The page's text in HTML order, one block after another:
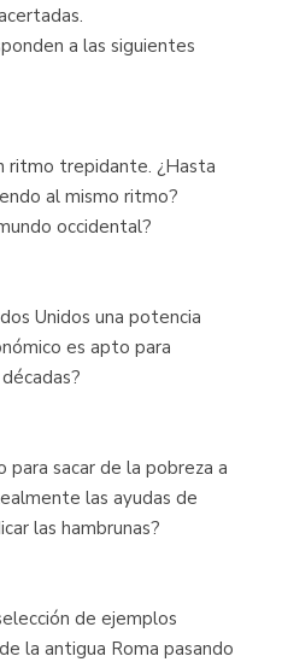
a las siguientes
ritmo trepidante. ¿Hasta
al mismo ritmo?
occidental?
Unidos una potencia
es apto para
para sacar de la pobreza a
las ayudas de
las hambrunas?
de ejemplos
la antigua Roma pasando